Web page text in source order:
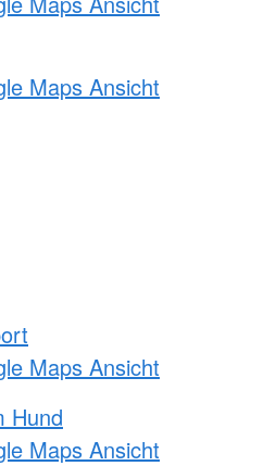
Maps Ansicht
Maps Ansicht
Hund
Maps Ansicht